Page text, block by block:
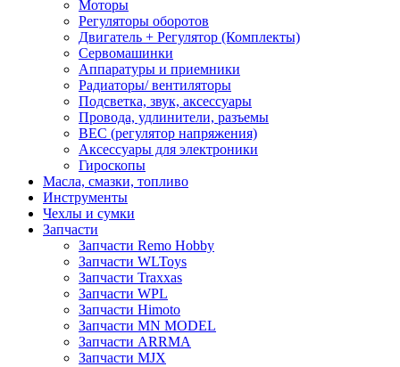
Моторы
Регуляторы оборотов
Двигатель + Регулятор (Комплекты)
Сервомашинки
Аппаратуры и приемники
Радиаторы/ вентиляторы
Подсветка, звук, аксессуары
Провода, удлинители, разъемы
BEC (регулятор напряжения)
Аксессуары для электроники
Гироскопы
Масла, смазки, топливо
Инструменты
Чехлы и сумки
Запчасти
Запчасти Remo Hobby
Запчасти WLToys
Запчасти Traxxas
Запчасти WPL
Запчасти Himoto
Запчасти MN MODEL
Запчасти ARRMA
Запчасти MJX